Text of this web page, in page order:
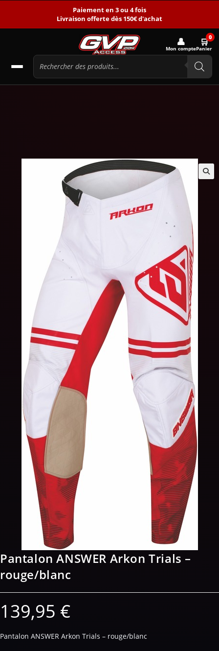
Paiement en 3 ou 4 fois
Livraison offerte dès 150€ d'achat
👤
Mon compte
🛒0
Panier
Pantalon ANSWER Arkon Trials –
rouge/blanc
139,95 €
Pantalon ANSWER Arkon Trials – rouge/blanc